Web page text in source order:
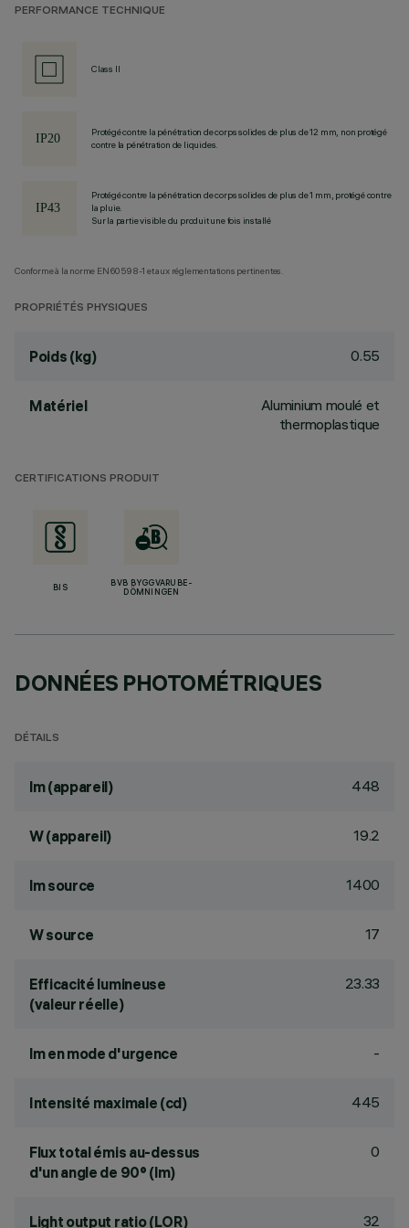
PERFORMANCE TECHNIQUE
Class II
Protégé contre la pénétration de corps solides de plus de 12 mm, non protégé
contre la pénétration de liquides.
Protégé contre la pénétration de corps solides de plus de 1 mm, protégé contre
la pluie.
Sur la partie visible du produit une fois installé
Conforme à la norme EN60598-1 et aux réglementations pertinentes.
PROPRIÉTÉS PHYSIQUES
Poids (kg) 0.55
Matériel
Aluminium moulé et
thermoplastique
CERTIFICATIONS PRODUIT
BIS
BVB BYGGVARUBE-
DÖMNINGEN
DONNÉES PHOTOMÉTRIQUES
DÉTAILS
lm (appareil) 448
W (appareil) 19.2
lm source 1400
W source 17
Efficacité lumineuse
(valeur réelle)
23.33
lm en mode d'urgence -
Intensité maximale (cd) 445
Flux total émis au-dessus
d'un angle de 90° (lm)
0
Light output ratio (LOR) 32